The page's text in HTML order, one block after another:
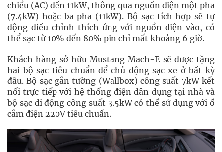
chiều (AC) đến 11kW, thông qua nguồn điện một pha
(7.4kW) hoặc ba pha (11kW). Bộ sạc tích hợp sẽ tự
động điều chỉnh thích ứng với nguồn điện vào, có
thể sạc từ 10% đến 80% pin chỉ mất khoảng 6 giờ.
Khách hàng sở hữu Mustang Mach-E sẽ được tặng
hai bộ sạc tiêu chuẩn để chủ động sạc xe ở bất kỳ
đâu. Bộ sạc gắn tường (Wallbox) công suất 7kW kết
nối trực tiếp với hệ thống điện dân dụng tại nhà và
bộ sạc di động công suất 3.5kW có thể sử dụng với ổ
cắm điện 220V tiêu chuẩn.